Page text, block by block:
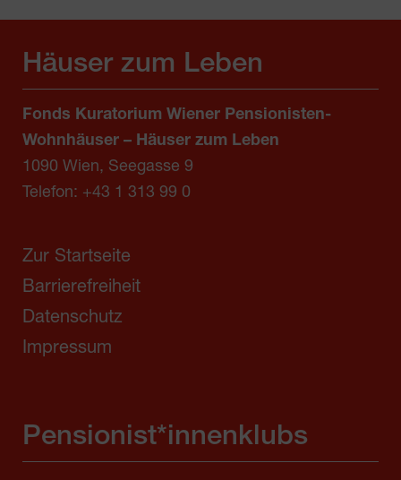
Häuser zum Leben
Fonds Kuratorium Wiener Pensionisten-
Wohnhäuser – Häuser zum Leben
1090 Wien, Seegasse 9
Telefon: +43 1 313 99 0
Zur Startseite
Barrierefreiheit
Datenschutz
Impressum
Pensionist*innenklubs